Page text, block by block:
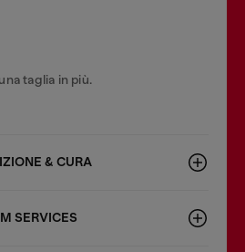
taglia in più.
& CURA
SERVICES